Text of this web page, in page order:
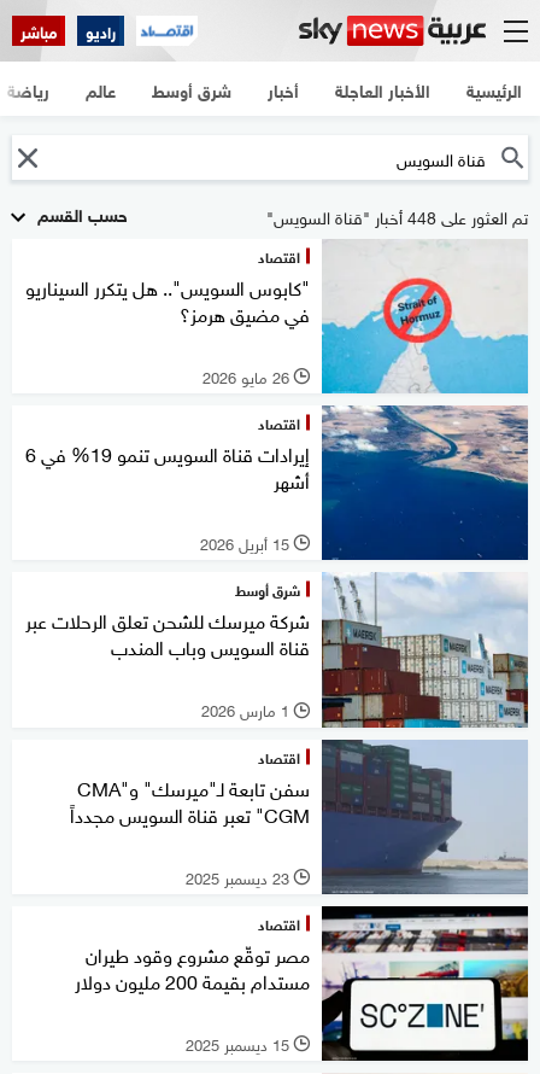
راديو مباشر
الرئيسية الأخبار العاجلة أخبار شرق أوسط عالم رياضة
حسب القسم تم العثور على 448 أخبار "قناة السويس"
اقتصاد
"كابوس السويس".. هل يتكرر السيناريو
في مضيق هرمز؟
l 26 مايو 2026
اقتصاد
إيرادات قناة السويس تنمو 19% في 6
أشهر
l 15 أبريل 2026
شرق أوسط
شركة ميرسك للشحن تعلق الرحلات عبر
قناة السويس وباب المندب
l 1 مارس 2026
اقتصاد
سفن تابعة لـ"ميرسك" و"CMA
CGM" تعبر قناة السويس مجدداً
l 23 ديسمبر 2025
اقتصاد
مصر توقّع مشروع وقود طيران
مستدام بقيمة 200 مليون دولار
l 15 ديسمبر 2025